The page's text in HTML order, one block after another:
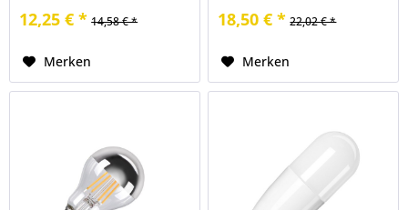
12,25 € * 14,58 € *
Merken
18,50 € * 22,02 € *
Merken